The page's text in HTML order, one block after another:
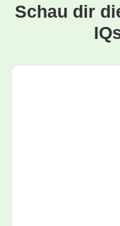
Schau dir